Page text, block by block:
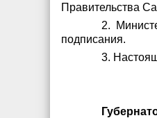
Правительства
2.
подписания.
3.